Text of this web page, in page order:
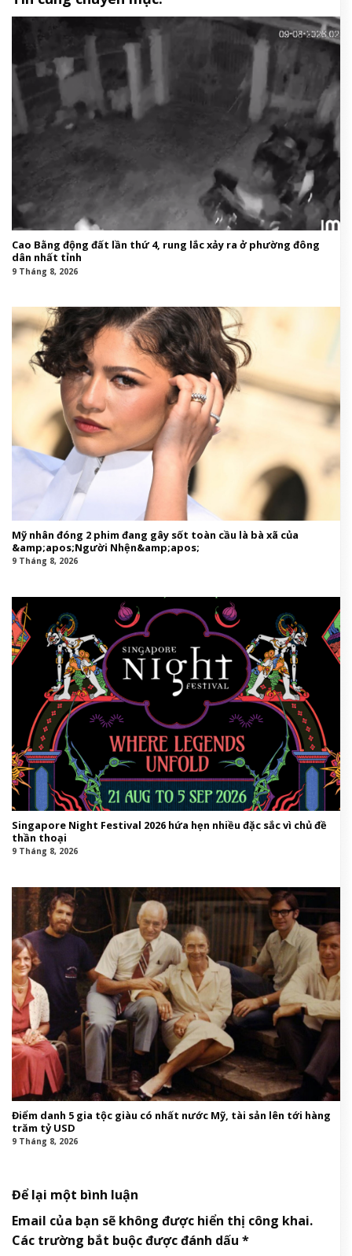
Cao Bằng động đất lần thứ 4, rung lắc xảy ra ở phường đông
dân nhất tỉnh
9 Tháng 8, 2026
Mỹ nhân đóng 2 phim đang gây sốt toàn cầu là bà xã của
&amp;apos;Người Nhện&amp;apos;
9 Tháng 8, 2026
Singapore Night Festival 2026 hứa hẹn nhiều đặc sắc vì chủ đề
thần thoại
9 Tháng 8, 2026
Điểm danh 5 gia tộc giàu có nhất nước Mỹ, tài sản lên tới hàng
trăm tỷ USD
9 Tháng 8, 2026
Để lại một bình luận
Email của bạn sẽ không được hiển thị công khai.
Các trường bắt buộc được đánh dấu *